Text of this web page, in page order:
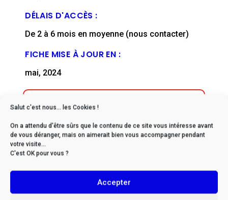
Salut c'est nous... les Cookies !
On a attendu d'être sûrs que le contenu de ce site vous intéresse avant
de vous déranger, mais on aimerait bien vous accompagner pendant
votre visite...
C'est OK pour vous ?
Accepter
DÉLAIS D'ACCÈS :
De 2 à 6 mois en moyenne (nous contacter)
FICHE MISE À JOUR EN :
mai, 2024
* Si vous êtes en situation